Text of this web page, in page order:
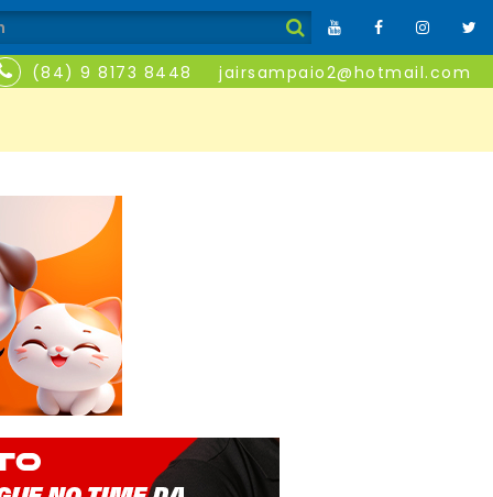
(84) 9 8173 8448 jairsampaio2@hotmail.com